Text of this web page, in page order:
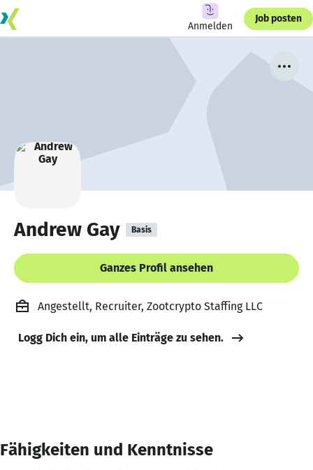
Anmelden
Job posten
Andrew Gay Basis
Ganzes Profil ansehen
Angestellt, Recruiter, Zootcrypto Staffing LLC
Logg Dich ein, um alle Einträge zu sehen.
Fähigkeiten und Kenntnisse